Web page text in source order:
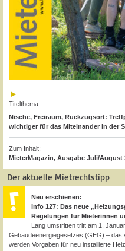
Titelthema:
Nische, Freiraum, Rückzugsort:
wichtiger für das Miteinander in der
Zum Inhalt:
MieterMagazin, Ausgabe Juli/August
Der aktuelle Mietrechtstipp
Neu erschienen:
Info 127: Das neue
Regelungen für Mieterinnen
Lang umstritten tritt am 1.
Gebäudeenergiegesetzes (GEG) – das
werden Vorgaben für neu installierte